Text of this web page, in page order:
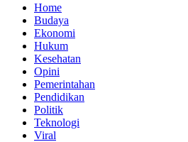
Home
Budaya
Ekonomi
Hukum
Kesehatan
Opini
Pemerintahan
Pendidikan
Politik
Teknologi
Viral